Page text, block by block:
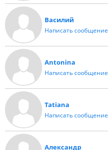
Василий
Написать сообщение
Antonina
Написать сообщение
Tatiana
Написать сообщение
Александр